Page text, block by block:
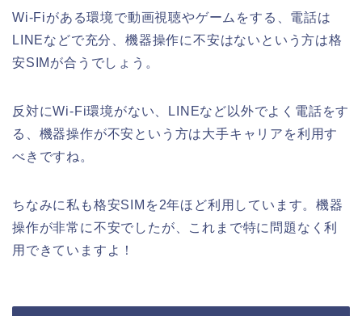
Wi-Fiがある環境で動画視聴やゲームをする、電話は
LINEなどで充分、機器操作に不安はないという方は格
安SIMが合うでしょう。
反対にWi-Fi環境がない、LINEなど以外でよく電話をす
る、機器操作が不安という方は大手キャリアを利用す
べきですね。
ちなみに私も格安SIMを2年ほど利用しています。機器
操作が非常に不安でしたが、これまで特に問題なく利
用できていますよ！